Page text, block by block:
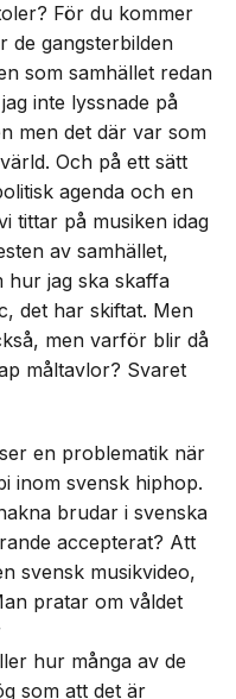
För du kommer
de gangsterbilden
som samhället redan
inte lyssnade på
men det där var som
Och på ett sätt
agenda och en
tittar på musiken idag
av samhället,
hur jag ska skaffa
det har skiftat. Men
men varför blir då
måltavlor? Svaret
en problematik när
inom svensk hiphop.
brudar i svenska
accepterat? Att
svensk musikvideo,
pratar om våldet
hur många av de
som att det är